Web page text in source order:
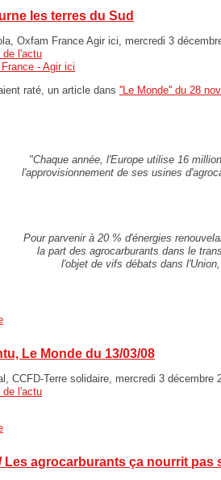
les terres du Sud
Oxfam France Agir ici, mercredi 3
de l'actu
- Agir ici
raté, un article dans ''Le Monde'' du 28
"Chaque année, l'Europe utilise 16
l'approvisionnement de ses usines
Pour parvenir à 20 % d'énergies
la part des agrocarburants dans le
l'objet de vifs débats dans
Le Monde du 13/03/08
CCFD-Terre solidaire, mercredi 3 décembre
de l'actu
Les agrocarburants ça nourrit pas